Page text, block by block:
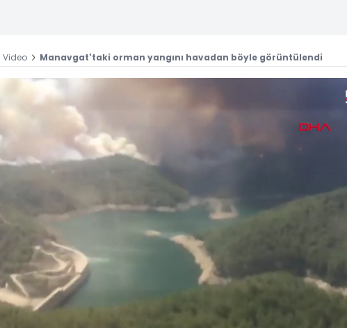
Video Manavgat'taki orman yangını havadan böyle görüntülendi
Yüklendi